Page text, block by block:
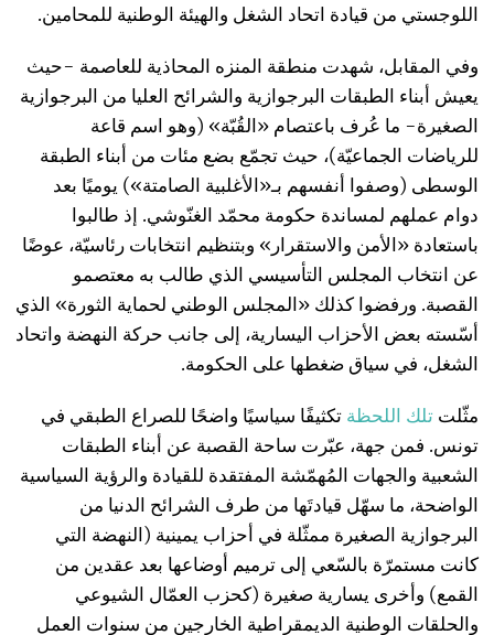
اللوجستي من قيادة اتحاد الشغل والهيئة الوطنية للمحامين.
وفي المقابل، شهدت منطقة المنزه المحاذية للعاصمة -حيث
يعيش أبناء الطبقات البرجوازية والشرائح العليا من البرجوازية
الصغيرة- ما عُرف باعتصام «القُبّة» (وهو اسم قاعة
للرياضات الجماعيّة)، حيث تجمّع بضع مئات من أبناء الطبقة
الوسطى (وصفوا أنفسهم بـ«الأغلبية الصامتة») يوميًا بعد
دوام عملهم لمساندة حكومة محمّد الغنّوشي. إذ طالبوا
باستعادة «الأمن والاستقرار» وبتنظيم انتخابات رئاسيّة، عوضًا
عن انتخاب المجلس التأسيسي الذي طالب به معتصمو
القصبة. ورفضوا كذلك «المجلس الوطني لحماية الثورة» الذي
أسّسته بعض الأحزاب اليسارية، إلى جانب حركة النهضة واتحاد
الشغل، في سياق ضغطها على الحكومة.
مثّلت تلك اللحظة تكثيفًا سياسيًا واضحًا للصراع الطبقي في
تونس. فمن جهة، عبّرت ساحة القصبة عن أبناء الطبقات
الشعبية والجهات المُهمّشة المفتقدة للقيادة والرؤية السياسية
الواضحة، ما سهّل قيادتَها من طرف الشرائح الدنيا من
البرجوازية الصغيرة ممثّلة في أحزاب يمينية (النهضة التي
كانت مستمرّة بالسّعي إلى ترميم أوضاعها بعد عقدين من
القمع) وأخرى يسارية صغيرة (كحزب العمّال الشيوعي
والحلقات الوطنية الديمقراطية الخارجين من سنوات العمل